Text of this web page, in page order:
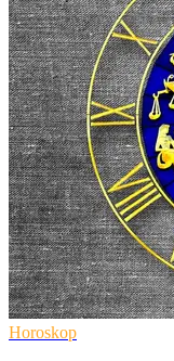
Horoskop